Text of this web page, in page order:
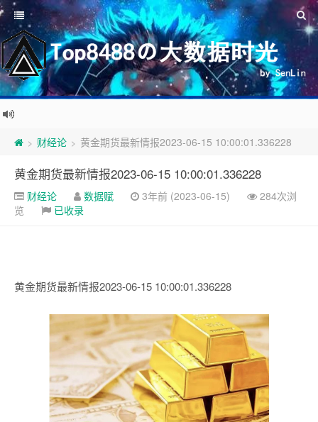
> 财经论 > 黄金期货最新情报2023-06-15 10:00:01.336228
黄金期货最新情报2023-06-15 10:00:01.336228
财经论 数据赋 3年前 (2023-06-15)
284次浏
览
已收录
黄金期货最新情报2023-06-15 10:00:01.336228